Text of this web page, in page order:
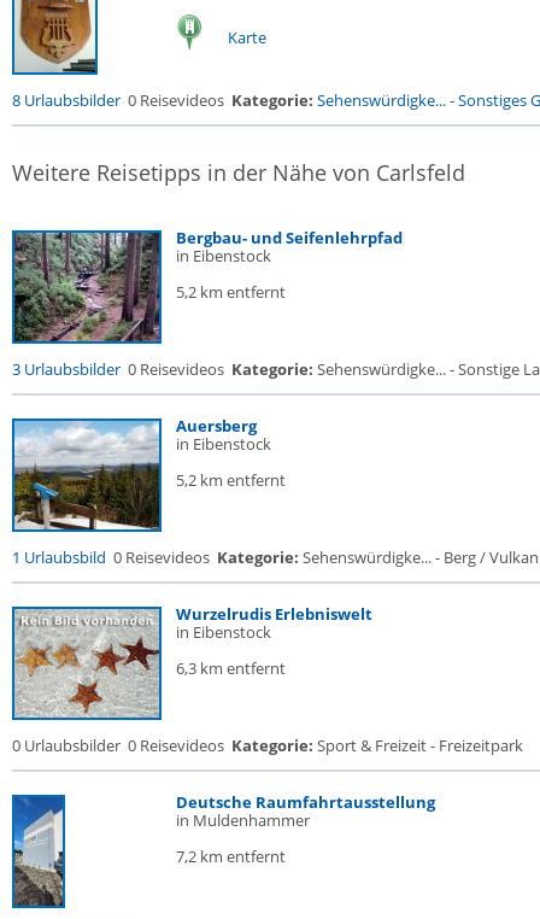
Karte
8 Urlaubsbilder 0 Reisevideos Kategorie: Sehenswürdigke...-Sonstiges
Weitere Reisetipps in der Nähe von Carlsfeld
Bergbau- und Seifenlehrpfad
in Eibenstock
5,2 km entfernt
3 Urlaubsbilder 0 Reisevideos Kategorie: Sehenswürdigke... - Sonstige
Auersberg
in Eibenstock
5,2 km entfernt
1 Urlaubsbild 0 Reisevideos Kategorie: Sehenswürdigke... - Berg / Vulkan
Wurzelrudis Erlebniswelt
in Eibenstock
6,3 km entfernt
0 Urlaubsbilder 0 Reisevideos Kategorie: Sport & Freizeit - Freizeitpark
Deutsche Raumfahrtausstellung
in Muldenhammer
7,2 km entfernt